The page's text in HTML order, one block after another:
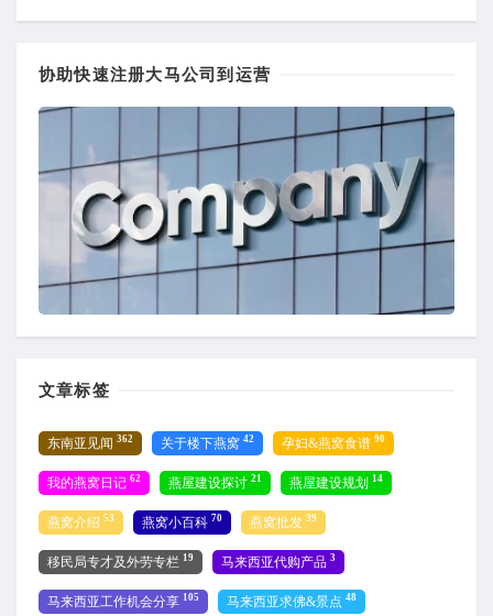
协助快速注册大马公司到运营
文章标签
东南亚见闻 362 关于楼下燕窝 42 孕妇&燕窝食谱 90
我的燕窝日记 62 燕屋建设探讨 21 燕屋建设规划 14
燕窝介绍 53 燕窝小百科 70 燕窝批发 39
移民局专才及外劳专栏 19 马来西亚代购产品 3
马来西亚工作机会分享 105 马来西亚求佛&景点 48